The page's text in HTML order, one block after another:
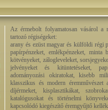
Az érmebolt folyamatosan vásárol a
tartozó régiségeket:
arany és ezüst magyar és külföldi régi
papírpénzeket, emlékpénzeket, minta
kötvényeket, zálogleveleket,
jelvényeket és kitüntetéseket,
adományozási okiratokat, kisebb
klasszikus és modern éremművészet
díjérmeket, kisplasztikákat,
katalógusokat és történelmi
kapcsolódó kiegészítő éremgyűjtő